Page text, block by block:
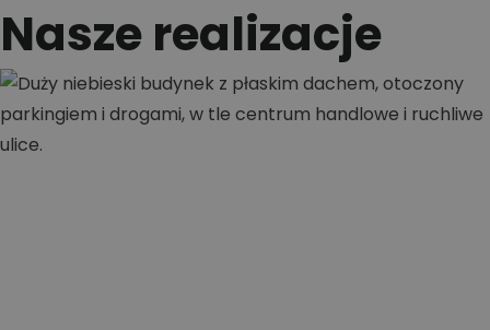
Nasze realizacje